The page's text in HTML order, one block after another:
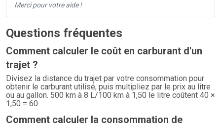
Merci pour votre aide !
Questions fréquentes
Comment calculer le coût en carburant d'un
trajet ?
Divisez la distance du trajet par votre consommation pour
obtenir le carburant utilisé, puis multipliez par le prix au litre
ou au gallon. 500 km à 8 L/100 km à 1,50 le litre coûtent 40 ×
1,50 = 60.
Comment calculer la consommation de